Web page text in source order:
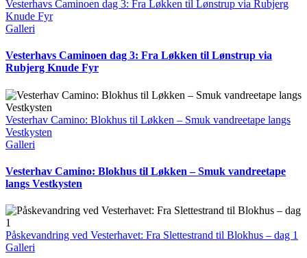
Vesterhavs Caminoen dag 3: Fra Løkken til Lønstrup via Rubjerg
Knude Fyr
Galleri
Vesterhavs Caminoen dag 3: Fra Løkken til Lønstrup via
Rubjerg Knude Fyr
Vesterhav Camino: Blokhus til Løkken – Smuk vandreetape langs
Vestkysten
Galleri
Vesterhav Camino: Blokhus til Løkken – Smuk vandreetape
langs Vestkysten
Påskevandring ved Vesterhavet: Fra Slettestrand til Blokhus – dag 1
Galleri